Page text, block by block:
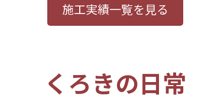
施工実績一覧を見る
くろきの日常